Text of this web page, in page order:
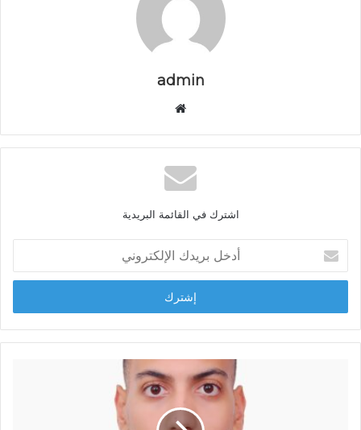
admin
ق
ع
ا
ي
ب
اشترك في القائمة البريدية
خ
ب
ر